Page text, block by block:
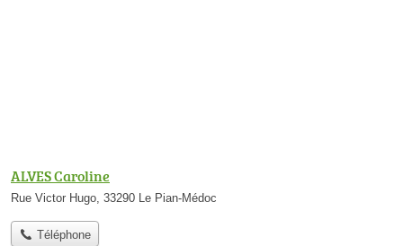
ALVES Caroline
Rue Victor Hugo, 33290 Le Pian-Médoc
Téléphone